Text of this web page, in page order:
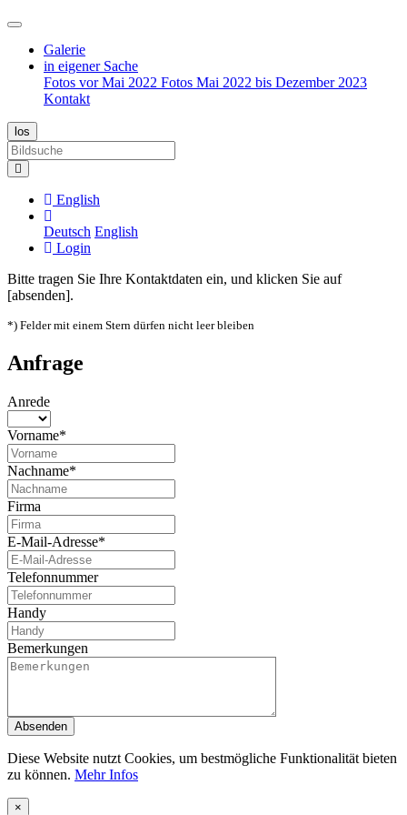
Galerie
in eigener Sache
Fotos vor Mai 2022 Fotos Mai 2022 bis Dezember 2023
Kontakt
English
Deutsch English
Login
Bitte tragen Sie Ihre Kontaktdaten ein, und klicken Sie auf
[absenden].
*) Felder mit einem Stern dürfen nicht leer bleiben
Anfrage
Anrede
Vorname*
Nachname*
Firma
E-Mail-Adresse*
Telefonnummer
Handy
Bemerkungen
Absenden
Diese Website nutzt Cookies, um bestmögliche Funktionalität bieten
zu können. Mehr Infos
×